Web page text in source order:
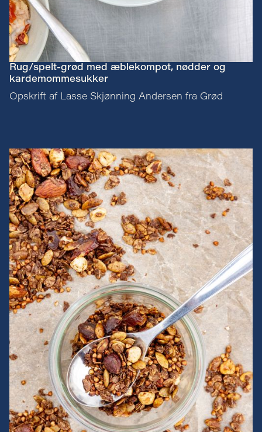
Rug/spelt-grød med æblekompot, nødder og
kardemommesukker
Opskrift af Lasse Skjønning Andersen fra Grød